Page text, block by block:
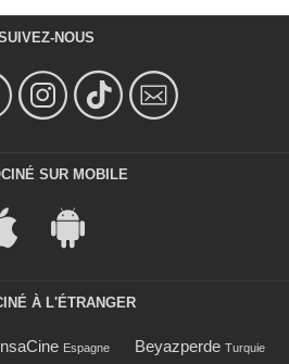
NOUS
SUR MOBILE
À L'ÉTRANGER
Espagne Beyazperde Turquie